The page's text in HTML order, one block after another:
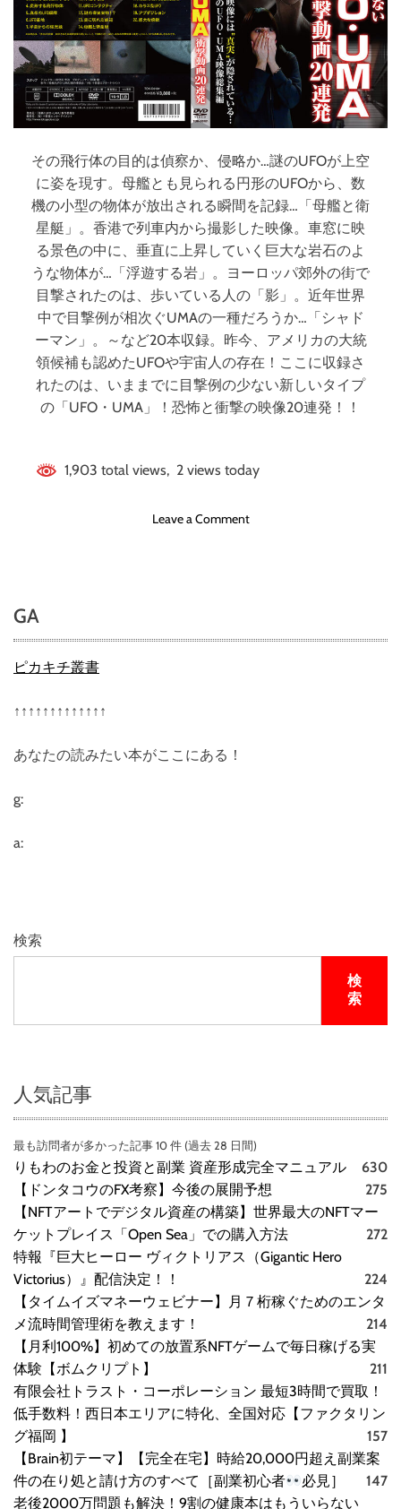
その飛行体の目的は偵察か、侵略か…謎のUFOが上空
に姿を現す。母艦とも見られる円形のUFOから、数
機の小型の物体が放出される瞬間を記録…「母艦と衛
星艇」。香港で列車内から撮影した映像。車窓に映
る景色の中に、垂直に上昇していく巨大な岩石のよ
うな物体が…「浮遊する岩」。ヨーロッパ郊外の街で
目撃されたのは、歩いている人の「影」。近年世界
中で目撃例が相次ぐUMAの一種だろうか…「シャド
ーマン」。～など20本収録。昨今、アメリカの大統
領候補も認めたUFOや宇宙人の存在！ここに収録さ
れたのは、いままでに目撃例の少ない新しいタイプ
の「UFO・UMA」！恐怖と衝撃の映像20連発！！
1,903 total views, 2 views today
Leave a Commento
は
画
GA
ピカキチ叢書
↑↑↑↑↑↑↑↑↑↑↑↑↑
あなたの読みたい本がここにある！
g:
a:
検索
検
索
人気記事
最も訪問者が多かった記事 10 件 (過去 28 日間)
りもわのお金と投資と副業 資産形成完全マニュアル
630
【ドンタコウのFX考察】今後の展開予想
275
【NFTアートでデジタル資産の構築】世界最大のNFTマー
ケットプレイス「Open Sea」での購入方法
272
特報『巨大ヒーロー ヴィクトリアス（Gigantic Hero
Victorius）』配信決定！！
224
【タイムイズマネーウェビナー】月７桁稼ぐためのエンタ
メ流時間管理術を教えます！
214
【月利100%】初めての放置系NFTゲームで毎日稼げる実
体験【ボムクリプト】
211
有限会社トラスト・コーポレーション 最短3時間で買取！
低手数料！西日本エリアに特化、全国対応【ファクタリン
グ福岡 】
157
【Brain初テーマ】【完全在宅】時給20,000円超え副業案
件の在り処と請け方のすべて［副業初心者
必見］
147
老後2000万問題も解決！9割の健康本はもういらない